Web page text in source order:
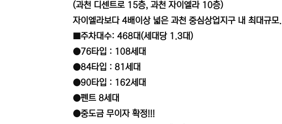
(과천 디센트로 15층, 과천 자이엘라 10층)
자이엘라보다 4배이상 넓은 과천 중심상업지구 내 최대규모.
■주차대수: 468대(세대당 1.3대)
●76타입 : 108세대
●84타입 : 81세대
●90타입 : 162세대
●펜트 8세대
●중도금 무이자 확정!!!